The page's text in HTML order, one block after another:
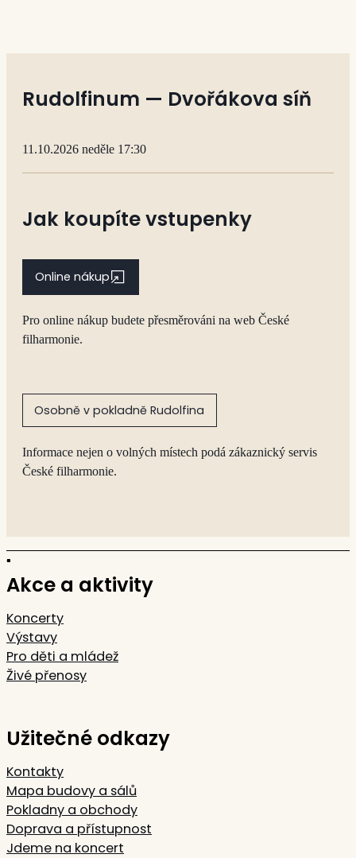
Rudolfinum — Dvořákova síň
11.10.2026 neděle 17:30
Jak koupíte vstupenky
Online nákup
Pro online nákup budete přesměrováni na web České
filharmonie.
Osobně v pokladně Rudolfina
Informace nejen o volných místech podá zákaznický servis
České filharmonie.
Akce a aktivity
Koncerty
Výstavy
Pro děti a mládež
Živé přenosy
Užitečné odkazy
Kontakty
Mapa budovy a sálů
Pokladny a obchody
Doprava a přístupnost
Jdeme na koncert